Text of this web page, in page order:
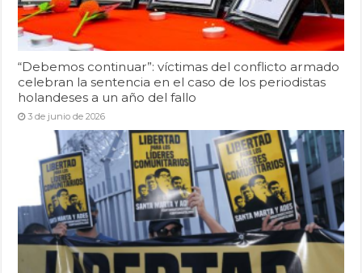
“Debemos continuar”: víctimas del conflicto armado
celebran la sentencia en el caso de los periodistas
holandeses a un año del fallo
3 de junio de 2026